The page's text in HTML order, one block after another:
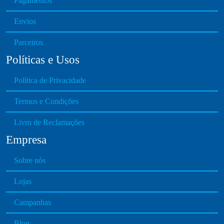
v
a
r
i
a
t
s
.
T
e
p
t
i
o
n
Envios
Parceiros
Políticas e Usos
Política de Privacidade
Termos e Condições
Livro de Reclamações
Empresa
Sobre nós
Lojas
Campanhas